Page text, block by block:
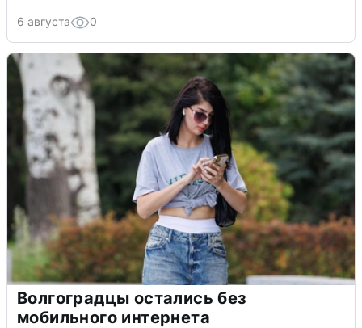
6 августа 0
Волгоградцы остались без
мобильного интернета